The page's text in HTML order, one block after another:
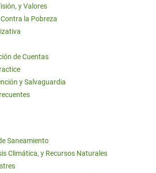
y Valores
la Pobreza
de Cuentas
y Salvaguardia
Saneamiento
Climática, y Recursos Naturales